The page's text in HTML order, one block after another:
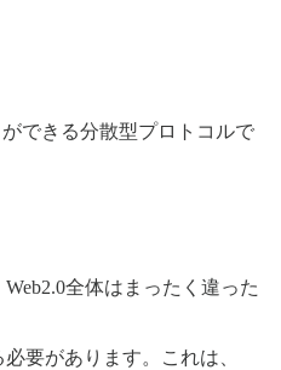
できる分散型プロトコルで
全体はまったく違った
要があります。これは、